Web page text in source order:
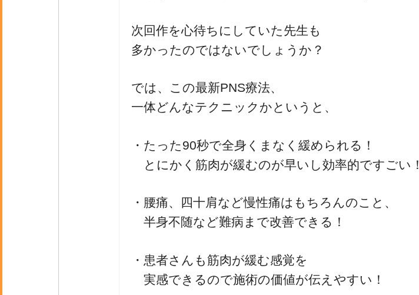
次回作を心待ちにしていた先生も
多かったのではないでしょうか？
では、この最新PNS療法、
一体どんなテクニックかというと、
・たった90秒で全身くまなく緩められる！
とにかく筋肉が緩むのが早いし効率的ですごい！
・腰痛、四十肩など慢性痛はもちろんのこと、
半身不随など難病まで改善できる！
・患者さんも筋肉が緩む感覚を
実感できるので施術の価値が伝えやすい！